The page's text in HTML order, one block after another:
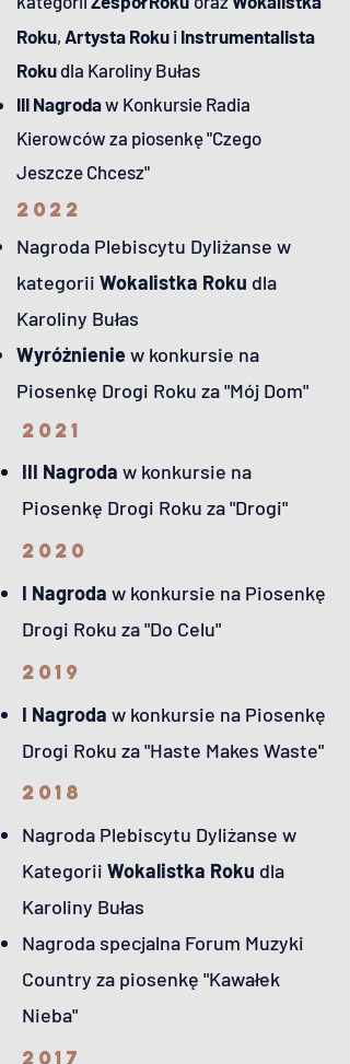
Roku, Artysta Roku i Instrumentalista
Rokudla Karoliny Bułas
III Nagrodaw Konkursie Radia
Kierowców za piosenkę "Czego
Jeszcze Chcesz"
2022
Nagroda Plebiscytu Dyliżanse w
kategorii Wokalistka Roku dla
Karoliny Bułas
Wyróżnieniew konkursie na
Piosenkę Drogi Roku za "Mój Dom"
2021
III Nagroda w konkursie na
Piosenkę Drogi Roku za "Drogi"
2020
I Nagroda w konkursie na Piosenkę
Drogi Roku za "Do Celu"
2019
I Nagroda w konkursie na Piosenkę
Drogi Roku za "Haste Makes Waste"
2018
Nagroda Plebiscytu Dyliżanse w
Kategorii Wokalistka Roku dla
Karoliny Bułas
Nagroda specjalna Forum Muzyki
Country za piosenkę "Kawałek
Nieba"
2017